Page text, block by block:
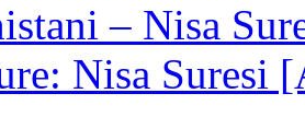
– Nisa
Nisa